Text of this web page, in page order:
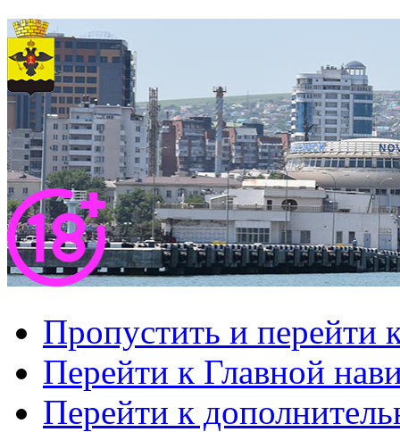
Пропустить и перейти
Перейти к Главной
Перейти к